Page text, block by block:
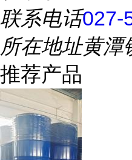
联系电话027-
所在地址黄潭
推荐产品